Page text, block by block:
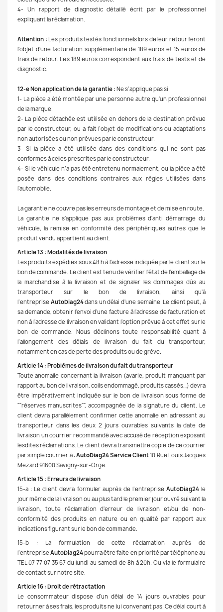
4- Un rapport de diagnostic détaillé écrit par le professionnel
expliquant la réclamation.
Attention : Les produits testés fonctionnels lors de leur retour feront
l'objet d'une facturation supplémentaire de 189 euros et 15 euros de
frais de retour. Les 189 euros correspondent aux frais de tests et de
diagnostic.
12-e Non application de la garantie : Ne s’applique pas si
1- La pièce a été montée par une personne autre qu'un professionnel
de la marque.
2- La pièce détachée est utilisée en dehors de la destination prévue
par le constructeur, ou a fait l’objet de modifications ou adaptations
non autorisées ou non prévues par le constructeur.
3- Si la pièce a été utilisée dans des conditions qui ne sont pas
conformes à celles prescrites par le constructeur.
4- Si le véhicule n’a pas été entretenu normalement, ou la pièce a été
posée dans des conditions contraires aux règles utilisées dans
l'automobile.
La garantie ne couvre pas les erreurs de montage et de mise en route.
La garantie ne s'applique pas aux problèmes d'anti démarrage du
véhicule, la remise en conformité des périphériques autres que le
produit vendu appartient au client.
Article 13 : Modalités de livraison
Les produits expédiés sous 48 h à l'adresse indiquée par le client sur le
bon de commande. Le client est tenu de vérifier l'état de l'emballage de
la marchandise à la livraison et de signaler les dommages dûs au
transporteur sur le bon de livraison, ainsi qu'à
l’entreprise AutoDiag24dans un délai d'une semaine. Le client peut, à
sa demande, obtenir l'envoi d'une facture à l'adresse de facturation et
non à l'adresse de livraison en validant l'option prévue à cet effet sur le
bon de commande. Nous déclinons toute responsabilité quant à
l’allongement des délais de livraison du fait du transporteur,
notamment en cas de perte des produits ou de grève.
Article 14 : Problèmes de livraison du fait du transporteur
Toute anomalie concernant la livraison (avarie, produit manquant par
rapport au bon de livraison, colis endommagé, produits cassés…) devra
être impérativement indiquée sur le bon de livraison sous forme de
""réserves manuscrites"", accompagnée de la signature du client. Le
client devra parallèlement confirmer cette anomalie en adressant au
transporteur dans les deux 2 jours ouvrables suivants la date de
livraison un courrier recommandé avec accusé de réception exposant
lesdites réclamations. Le client devra transmettre copie de ce courrier
par simple courrier à :AutoDiag24Service Client10 Rue Louis Jacques
Mezard 91600 Savigny-sur-Orge.
Article 15 : Erreurs de livraison
15-a : Le client devra formuler auprès de l’entreprise AutoDiag24le
jour même de la livraison ou au plus tard le premier jour ouvré suivant la
livraison, toute réclamation d'erreur de livraison et/ou de non-
conformité des produits en nature ou en qualité par rapport aux
indications figurant sur le bon de commande.
15-b : La formulation de cette réclamation auprès de
l’entrepriseAutoDiag24pourra être faite en priorité par téléphone au
TEL 07 77 07 35 67 du lundi au samedi de 8h à 20h. Ou via le formulaire
de contact sur notre site.
Article 16 : Droit de rétractation
Le consommateur dispose d'un délai de 14 jours ouvrables pour
retourner à ses frais, les produits ne lui convenant pas. Ce délai court à